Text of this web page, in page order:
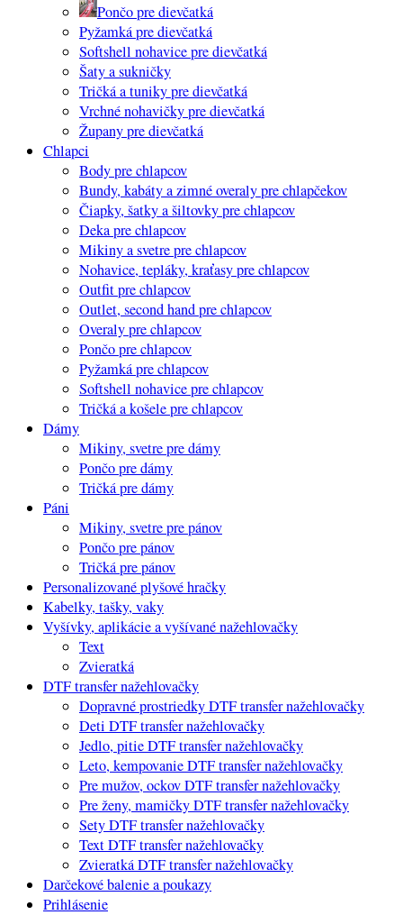
Pončo pre dievčatká
Pyžamká pre dievčatká
Softshell nohavice pre dievčatká
Šaty a sukničky
Tričká a tuniky pre dievčatká
Vrchné nohavičky pre dievčatká
Župany pre dievčatká
Chlapci
Body pre chlapcov
Bundy, kabáty a zimné overaly pre chlapčekov
Čiapky, šatky a šiltovky pre chlapcov
Deka pre chlapcov
Mikiny a svetre pre chlapcov
Nohavice, tepláky, kraťasy pre chlapcov
Outfit pre chlapcov
Outlet, second hand pre chlapcov
Overaly pre chlapcov
Pončo pre chlapcov
Pyžamká pre chlapcov
Softshell nohavice pre chlapcov
Tričká a košele pre chlapcov
Dámy
Mikiny, svetre pre dámy
Pončo pre dámy
Tričká pre dámy
Páni
Mikiny, svetre pre pánov
Pončo pre pánov
Tričká pre pánov
Personalizované plyšové hračky
Kabelky, tašky, vaky
Vyšívky, aplikácie a vyšívané nažehlovačky
Text
Zvieratká
DTF transfer nažehlovačky
Dopravné prostriedky DTF transfer nažehlovačky
Deti DTF transfer nažehlovačky
Jedlo, pitie DTF transfer nažehlovačky
Leto, kempovanie DTF transfer nažehlovačky
Pre mužov, ockov DTF transfer nažehlovačky
Pre ženy, mamičky DTF transfer nažehlovačky
Sety DTF transfer nažehlovačky
Text DTF transfer nažehlovačky
Zvieratká DTF transfer nažehlovačky
Darčekové balenie a poukazy
Prihlásenie